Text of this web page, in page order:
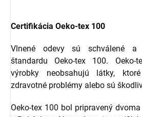
Certifikácia Oeko-tex 100
Vlnené odevy sú schválené a
štandardu Oeko-tex 100.
výrobky neobsahujú látky,
zdravotné problémy alebo sú
Oeko-tex 100 bol pripravený